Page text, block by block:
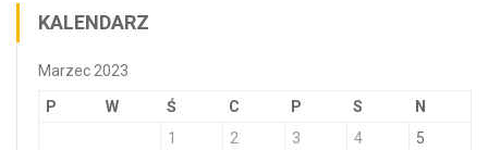
KALENDARZ
Marzec 2023
P W Ś C P S
N
1
2 3 4 5